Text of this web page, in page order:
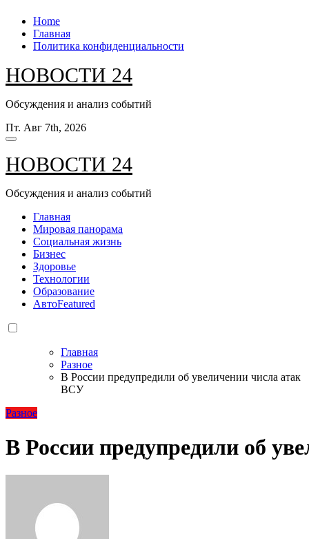
Перейти
содержанию
Home
Главная
Политика конфиденциальности
НОВОСТИ 24
Обсуждения и анализ событий
Пт. Авг 7th, 2026
НОВОСТИ 24
Обсуждения и анализ событий
Главная
Мировая панорама
Социальная жизнь
Бизнес
Здоровье
Технологии
Образование
АвтоFeatured
Главная
Разное
В России предупредили об увеличении числа атак
ВСУ
Разное
В России предупредили об